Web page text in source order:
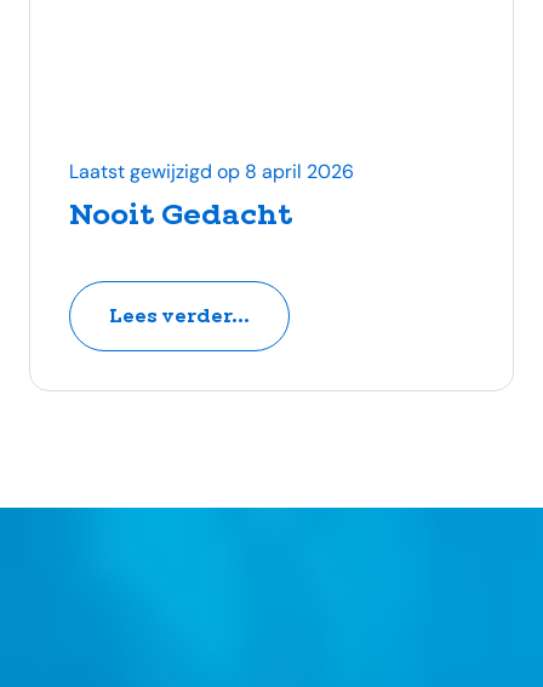
Nooit Gedacht
Laatst gewijzigd op 8 april 2026
Lees verder...